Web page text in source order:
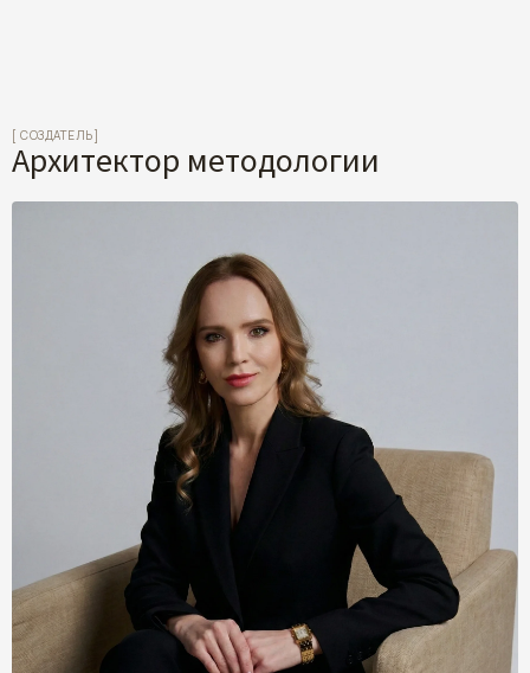
[ СОЗДАТЕЛЬ]
Архитектор методологии